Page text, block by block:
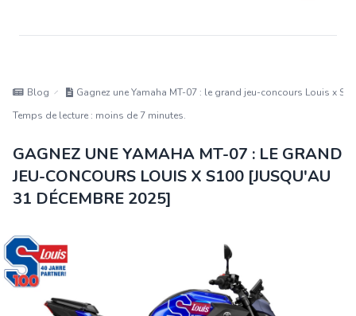
Blog
Gagnez une Yamaha MT-07 : le grand jeu-concours Louis x
Temps de lecture : moins de 7 minutes.
GAGNEZ UNE YAMAHA MT-07 : LE GRAND
JEU-CONCOURS LOUIS X S100 [JUSQU'AU
31 DÉCEMBRE 2025]